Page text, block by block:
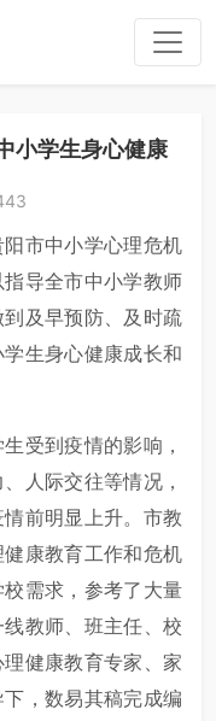
小学生身心健康
市中小学心理危机
导全市中小学教师
及早预防、及时疏
生身心健康成长和
受到疫情的影响，
人际交往等情况，
前明显上升。市教
康教育工作和危机
需求，参考了大量
教师、班主任、校
健康教育专家、家
，数易其稿完成编